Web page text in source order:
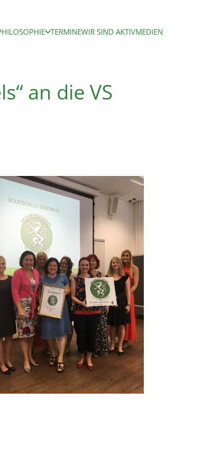
TERMINEWIR SIND AKTIVMEDIEN
an die VS